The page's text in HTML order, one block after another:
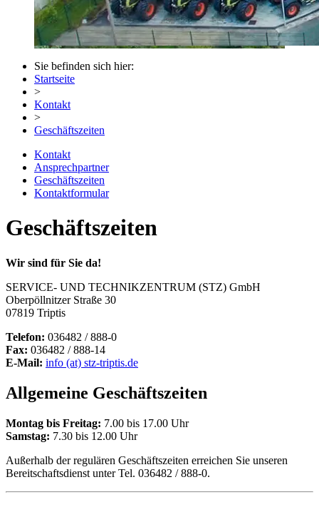
Sie befinden sich hier:
Startseite
>
Kontakt
>
Geschäftszeiten
Kontakt
Ansprechpartner
Geschäftszeiten
Kontaktformular
Geschäftszeiten
Wir sind für Sie da!
SERVICE- UND TECHNIKZENTRUM (STZ) GmbH
Oberpöllnitzer Straße 30
07819 Triptis
Telefon: 036482 / 888-0
Fax: 036482 / 888-14
E-Mail: info (at) stz-triptis.de
Allgemeine Geschäftszeiten
Montag bis Freitag: 7.00 bis 17.00 Uhr
Samstag: 7.30 bis 12.00 Uhr
Außerhalb der regulären Geschäftszeiten erreichen Sie unseren
Bereitschaftsdienst unter Tel. 036482 / 888-0.